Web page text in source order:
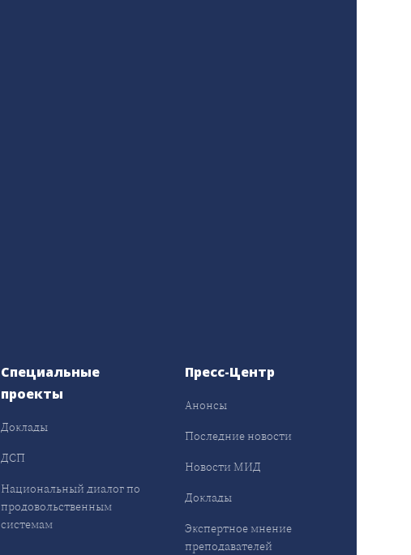
Специальные
проекты
Доклады
ДСП
Национальный диалог по
продовольственным
системам
Пресс-Центр
Анонсы
Последние новости
Новости МИД
Доклады
Экспертное мнение
преподавателей